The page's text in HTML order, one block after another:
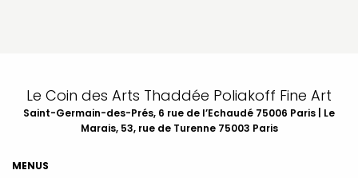
Le Coin des Arts Thaddée Poliakoff Fine Art
Saint-Germain-des-Prés, 6 rue de l’Echaudé 75006 Paris | Le
Marais, 53, rue de Turenne 75003 Paris
MENUS